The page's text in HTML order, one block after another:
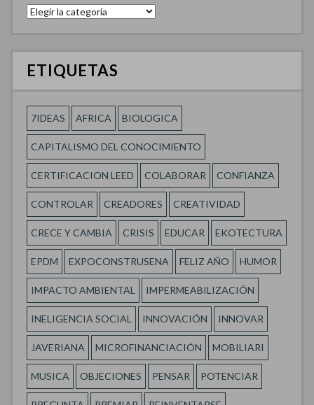
Categorías
ETIQUETAS
7IDEAS AFRICA BIOLOGICA
CAPITALISMO DEL CONOCIMIENTO
CERTIFICACION LEED COLABORAR CONFIANZA
CONTROLAR CREADORES CREATIVIDAD
CRECE Y CAMBIA CRISIS EDUCAR EKOTECTURA
EPDM EXPOCONSTRUSENA FELIZ AÑO HUMOR
IMPACTO AMBIENTAL IMPERMEABILIZACIÓN
INELIGENCIA SOCIAL INNOVACIÓN INNOVAR
JAVERIANA MICROFINANCIACIÓN MOBILIARI
MUSICA OBJECIONES PENSAR POTENCIAR